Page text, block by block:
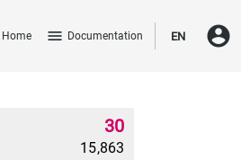
Home menu Documentation EN account_circle
30
15,863